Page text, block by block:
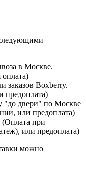
в Москве.
оплата)
заказов Boxberry.
предоплата)
"до двери" по Москве
или предоплата)
при
или предоплата)
можно